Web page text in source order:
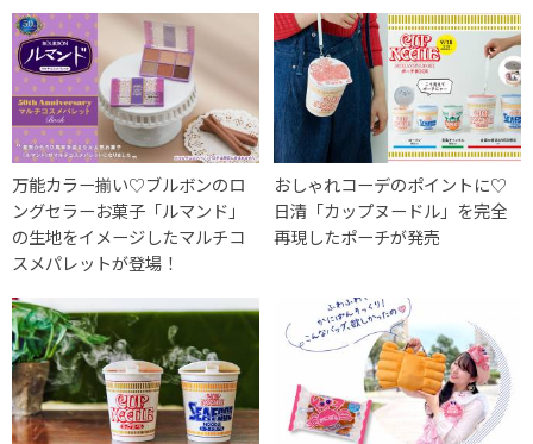
万能カラー揃い♡ブルボンのロ
ングセラーお菓子「ルマンド」
の生地をイメージしたマルチコ
スメパレットが登場！
おしゃれコーデのポイントに♡
日清「カップヌードル」を完全
再現したポーチが発売